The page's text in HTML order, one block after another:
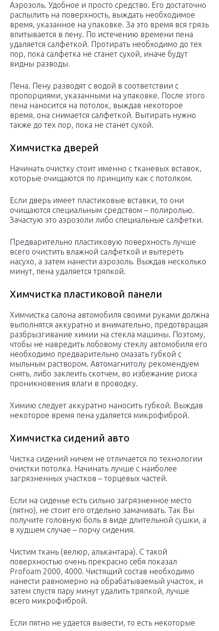
Аэрозоль. Удобное и просто средство. Его достаточно
распылить на поверхность, выждать необходимое
время, указанное на упаковке. За это время вся грязь
впитывается в пену. По истечению времени пена
удаляется салфеткой. Протирать необходимо до тех
пор, пока салфетка не станет сухой, иначе будут
видны разводы.
Пена. Пену разводят с водой в соответствии с
пропорциями, указанными на упаковке. После этого
пена наносится на потолок, выждав некоторое
время, она снимается салфеткой. Вытирать нужно
также до тех пор, пока не станет сухой.
Химчистка дверей
Начинать очистку стоит именно с тканевых вставок,
которые очищаются по принципу как с потолком.
Если дверь имеет пластиковые вставки, то они
очищаются специальным средством – полиролью.
Зачастую это аэрозоли либо специальные салфетки.
Предварительно пластиковую поверхность лучше
всего очистить влажной салфеткой и вытереть
насухо, а затем нанести аэрозоль. Выждав несколько
минут, пена удаляется тряпкой.
Химчистка пластиковой панели
Химчистка салона автомобиля своими руками должна
выполнятся аккуратно и внимательно, предотвращая
разбрызгивание химии на стекла машины. Поэтому,
чтобы не навредить лобовому стеклу автомобиля его
необходимо предварительно смазать губкой с
мыльным раствором. Автомагнитолу рекомендуем
снять, либо заклеить скотчем, во избежание риска
проникновения влаги в проводку.
Химию следует аккуратно наносить губкой. Выждав
некоторое время пена удаляется микрофиброй.
Химчистка сидений авто
Чистка сидений ничем не отличается по технологии
очистки потолка. Начинать лучше с наиболее
загрязненных участков – торцевых частей.
Если на сиденье есть сильно загрязненное место
(пятно), не стоит его отдельно замачивать. Так Вы
получите головную боль в виде длительной сушки, а
в худшем случае – порчу сидения.
Чистим ткань (велюр, алькантара). С такой
поверхностью очень прекрасно себя показал
Profoam 2000, 4000. Чистящий состав необходимо
нанести равномерно на обрабатываемый участок, и
затем спустя пару минут удалить тряпкой, лучше
всего микрофиброй.
Если пятно не удается вывести, то есть некоторые